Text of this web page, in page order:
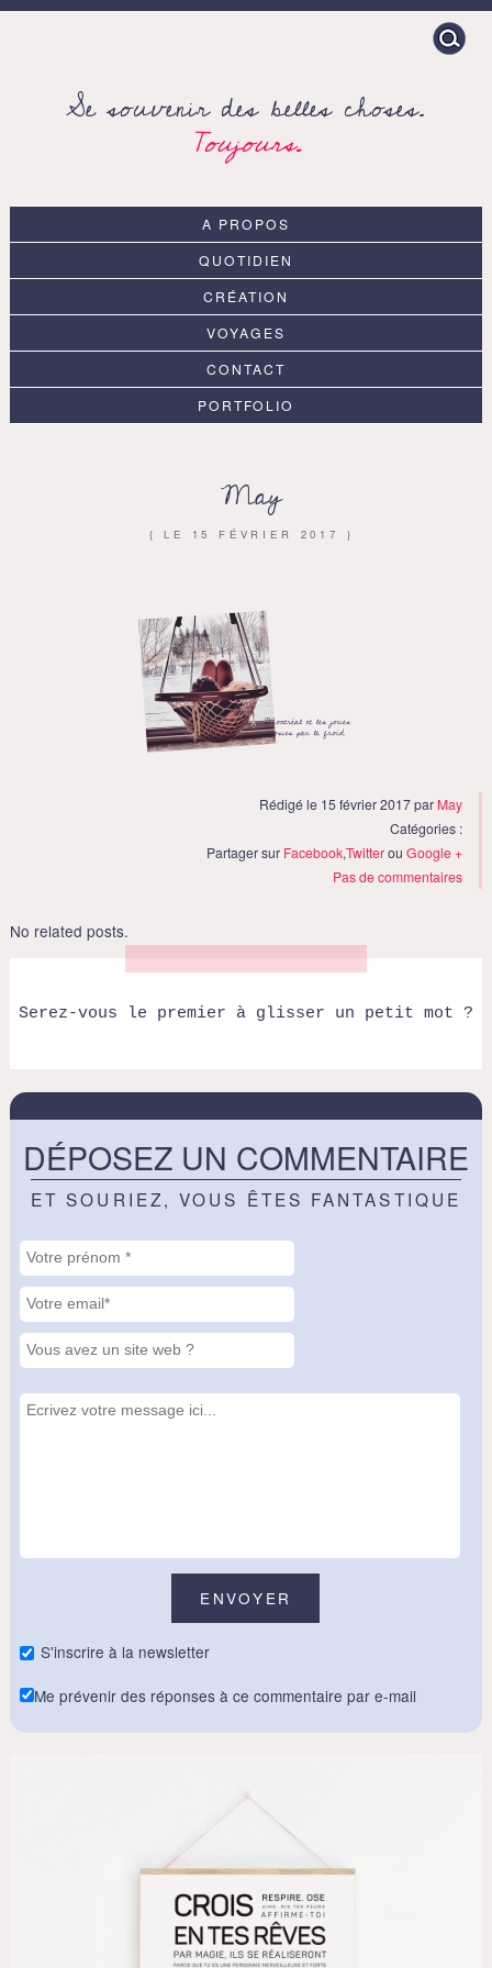
Search
for:
Se souvenir des belles choses.
Toujours.
A PROPOS
QUOTIDIEN
CRÉATION
VOYAGES
CONTACT
PORTFOLIO
May
{ LE 15 FÉVRIER 2017 }
Rédigé le 15 février 2017 par May
Catégories :
Partager sur Facebook,TwitterouGoogle +
Pas de commentaires
No related posts.
Serez-vous le premier à glisser un petit mot ?
DÉPOSEZ UN COMMENTAIRE
ET SOURIEZ, VOUS ÊTES FANTASTIQUE
S'inscrire à la newsletter
Me prévenir des réponses à ce commentaire par e-mail